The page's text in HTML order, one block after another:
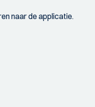
naar de applicatie.